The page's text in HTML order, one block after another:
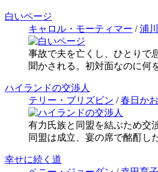
白いページ
キャロル・モーティマー /浦
事故で夫を亡くし、ひとりで
聞かされる。初対面なのに何
ハイランドの交渉人
テリー・ブリズビン /春日か
有力氏族と同盟を結ぶため交
同盟は成立、宴の席で酩酊し
幸せに続く道